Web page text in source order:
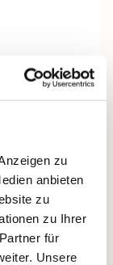
zu
anbieten
zu
zu Ihrer
für
Unsere